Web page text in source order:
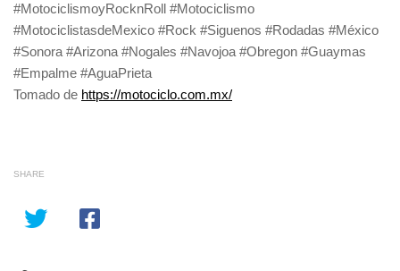
#MotociclismoyRocknRoll #Motociclismo
#MotociclistasdeMexico #Rock #Siguenos #Rodadas #México
#Sonora #Arizona #Nogales #Navojoa #Obregon #Guaymas
#Empalme #AguaPrieta
Tomado de https://motociclo.com.mx/
SHARE